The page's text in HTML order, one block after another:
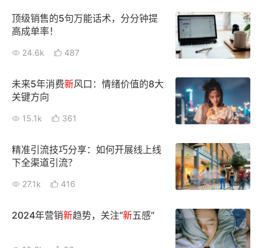
顶级销售的5句万能话术，分分钟提
高成单率！
24.6k 487
未来5年消费新风口：情绪价值的8大
关键方向
15.1k 361
精准引流技巧分享：如何开展线上线
下全渠道引流？
27.1k 416
2024年营销新趋势，关注“新五感”